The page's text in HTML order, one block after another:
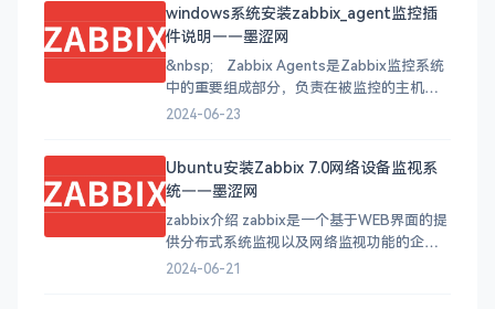
你可以把打包下载的必应美图作成幻灯片桌
面，工作之余可以享受桌面的美图。方法请
参考（Windows
windows系统安装zabbix_agent监控插
件说明——墨涩网
&nbsp; Zabbix Agents是Zabbix监控系统
中的重要组成部分，负责在被监控的主机上
收集性能和状态数据，并将这些数据发送给
Zabbix Agents能够采集本
2024-06-23
Ubuntu安装Zabbix 7.0网络设备监视系
统——墨涩网
zabbix介绍 zabbix是一个基于WEB界面的提
供分布式系统监视以及网络监视功能的企业
级的开源解决方案。 zabbix能监视各种网络
2024-06-21